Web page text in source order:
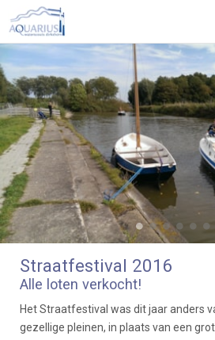
Welkom Welpen Zeeverkenners
Home Zoeken
● ● ● ● ● ●
Straatfestival 2016
Alle loten verkocht!
Het Straatfestival was dit jaar anders
gezellige pleinen, in plaats van een